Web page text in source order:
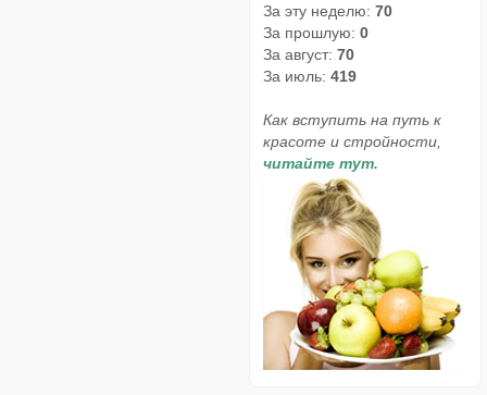
За эту неделю: 70
За прошлую: 0
За август: 70
За июль: 419
Как вступить на путь к
красоте и стройности,
читайте тут.